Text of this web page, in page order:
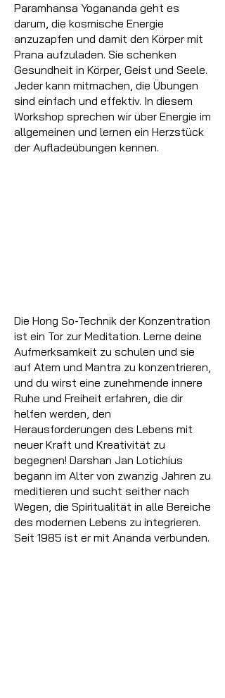
Paramhansa Yogananda geht es
darum, die kosmische Energie
anzuzapfen und damit den Körper mit
Prana aufzuladen. Sie schenken
Gesundheit in Körper, Geist und Seele.
Jeder kann mitmachen, die Übungen
sind einfach und effektiv. In diesem
Workshop sprechen wir über Energie im
allgemeinen und lernen ein Herzstück
der Aufladeübungen kennen.
Die Hong So-Technik der Konzentration
ist ein Tor zur Meditation. Lerne deine
Aufmerksamkeit zu schulen und sie
auf Atem und Mantra zu konzentrieren,
und du wirst eine zunehmende innere
Ruhe und Freiheit erfahren, die dir
helfen werden, den
Herausforderungen des Lebens mit
neuer Kraft und Kreativität zu
begegnen! Darshan Jan Lotichius
begann im Alter von zwanzig Jahren zu
meditieren und sucht seither nach
Wegen, die Spiritualität in alle Bereiche
des modernen Lebens zu integrieren.
Seit 1985 ist er mit Ananda verbunden.